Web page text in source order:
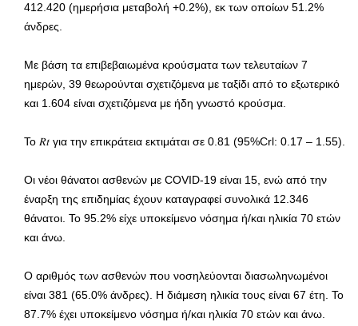
412.420 (ημερήσια μεταβολή +0.2%), εκ των οποίων 51.2%
άνδρες.
Με βάση τα επιβεβαιωμένα κρούσματα των τελευταίων 7
ημερών, 39 θεωρούνται σχετιζόμενα με ταξίδι από το εξωτερικό
και 1.604 είναι σχετιζόμενα με ήδη γνωστό κρούσμα.
To 𝑅𝑡 για την επικράτεια εκτιμάται σε 0.81 (95%Crl: 0.17 – 1.55).
Οι νέοι θάνατοι ασθενών με COVID-19 είναι 15, ενώ από την
έναρξη της επιδημίας έχουν καταγραφεί συνολικά 12.346
θάνατοι. Το 95.2% είχε υποκείμενο νόσημα ή/και ηλικία 70 ετών
και άνω.
Ο αριθμός των ασθενών που νοσηλεύονται διασωληνωμένοι
είναι 381 (65.0% άνδρες). Η διάμεση ηλικία τους είναι 67 έτη. To
87.7% έχει υποκείμενο νόσημα ή/και ηλικία 70 ετών και άνω.